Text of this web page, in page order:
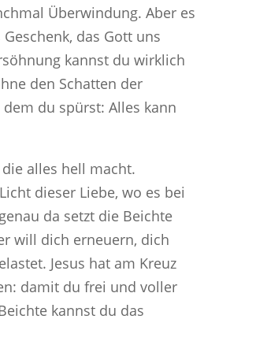
Überwindung. Aber es
das Gott uns
kannst du wirklich
den Schatten der
du spürst: Alles kann
alles hell macht.
dieser Liebe, wo es bei
da setzt die Beichte
will dich erneuern, dich
Jesus hat am Kreuz
damit du frei und voller
kannst du das